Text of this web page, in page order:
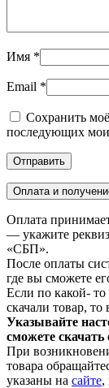
Имя *
Email *
Сохранить
последующих
Оплата и
Оплата
— укажите
«СБП».
После оплаты
где вы сможете
Если по какой-
скачали товар, то
Указывайте
сможете скачать
При
товара
указаны на сайте,